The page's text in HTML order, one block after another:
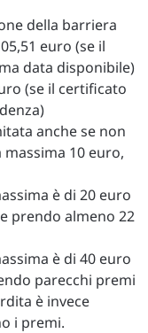
della barriera
euro (se il
data disponibile)
(se il certificato
anche se non
10 euro,
è di 20 euro
prendo almeno 22
è di 40 euro
parecchi premi
è invece
i premi.